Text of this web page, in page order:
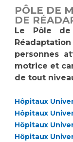
Vous allez être
Vous avez un
à réaliser
Vous avez une
Vous venez en
myaphm, votre
Vivre
Emplois
Emplois
Espace
Étudiants
Emplois
Emplois divers
Emplois socio-
Statuts
Stages
PÔLE DE
DE
Le Pôle de
personnes
motrice et
de tout
Hôpitaux
Hôpitaux
Hôpitaux
Hôpitaux